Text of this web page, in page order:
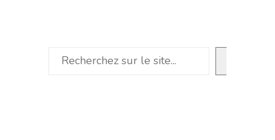
Rechercher